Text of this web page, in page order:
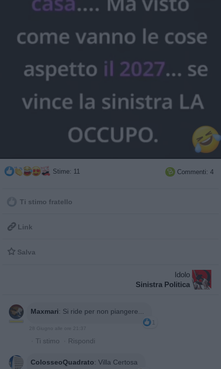
Stime: 11  Commenti: 4
Ti stimo fratello
 Link
 Salva
Idolo
Sinistra Politica
Maxmari: Si ride per non piangere...
1
28 Giugno alle ore 21:37
· Ti stimo · Rispondi
ColosseoQuadrato: Villa Certosa